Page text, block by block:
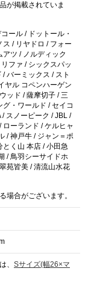
が掲載されていま
ール / ドットール・
/ リヤドロ / フォー
ツ / ノルディック
ファ / シックスパッ
/ バーミックス / スト
ヤル コペンハーゲン
ッド / 薩摩切子 / 三
グ・ワールド / セイコ
/ スノーピーク / JBL /
ーランド / ケルヒャ
/ 神戸牛 / ジャン＝ポ
とく山 本店 / 小田急
/ 鳥羽シーサイドホ
苑皆美 / 清流山水花
場合がございます。
、 Sサイズ(幅26×マ